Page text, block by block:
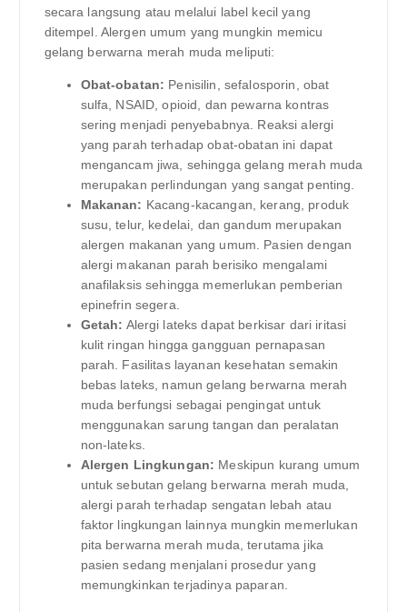
secara langsung atau melalui label kecil yang
ditempel. Alergen umum yang mungkin memicu
gelang berwarna merah muda meliputi:
Obat-obatan: Penisilin, sefalosporin, obat
sulfa, NSAID, opioid, dan pewarna kontras
sering menjadi penyebabnya. Reaksi alergi
yang parah terhadap obat-obatan ini dapat
mengancam jiwa, sehingga gelang merah muda
merupakan perlindungan yang sangat penting.
Makanan: Kacang-kacangan, kerang, produk
susu, telur, kedelai, dan gandum merupakan
alergen makanan yang umum. Pasien dengan
alergi makanan parah berisiko mengalami
anafilaksis sehingga memerlukan pemberian
epinefrin segera.
Getah: Alergi lateks dapat berkisar dari iritasi
kulit ringan hingga gangguan pernapasan
parah. Fasilitas layanan kesehatan semakin
bebas lateks, namun gelang berwarna merah
muda berfungsi sebagai pengingat untuk
menggunakan sarung tangan dan peralatan
non-lateks.
Alergen Lingkungan: Meskipun kurang umum
untuk sebutan gelang berwarna merah muda,
alergi parah terhadap sengatan lebah atau
faktor lingkungan lainnya mungkin memerlukan
pita berwarna merah muda, terutama jika
pasien sedang menjalani prosedur yang
memungkinkan terjadinya paparan.